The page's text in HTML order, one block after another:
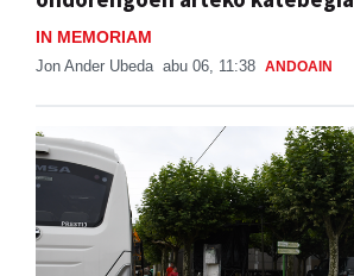
IN MEMORIAM
Jon Ander Ubeda abu 06, 11:38 ANDOAIN